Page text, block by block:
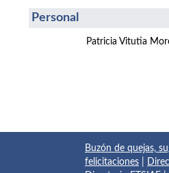
Personal
Patricia Vitutia
Buzón de quejas,
felicitaciones